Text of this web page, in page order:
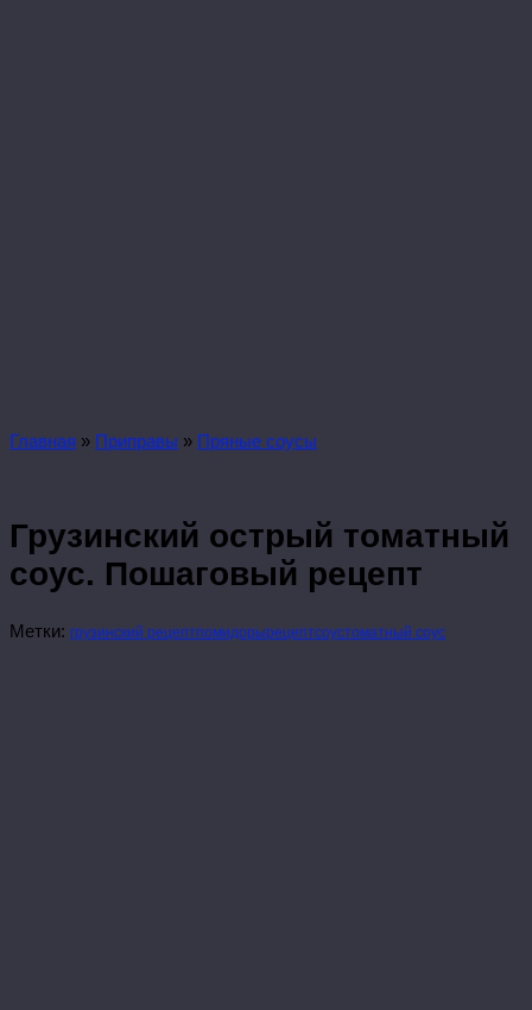
Главная » Приправы » Пряные соусы
Грузинский острый томатный
соус. Пошаговый рецепт
Метки: грузинский рецептпомидорырецептсоустоматный соус